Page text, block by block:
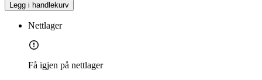
Legg i handlekurv
Nettlager
Få igjen på nettlager